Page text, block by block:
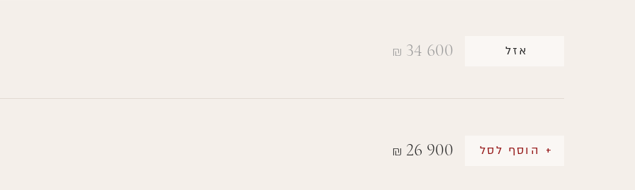
₪ 34 600 אזל
₪ 26 900 + הוסף לסל